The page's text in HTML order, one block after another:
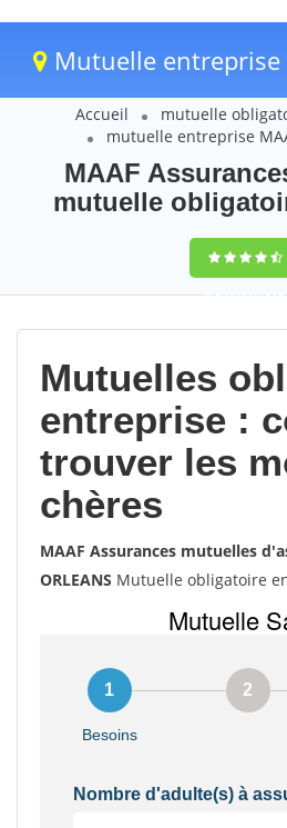
Mutuelle entreprise
Accueil
mutuelle
mutuelle entreprise
MAAF
mutuelle
9,5(100%)215
Mutuelles
entreprise :
trouver les
chères
MAAF Assurances mutuelles
ORLEANS Mutuelle obligatoire